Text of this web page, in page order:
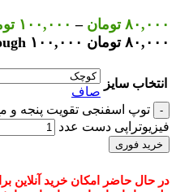
۸۰,۰۰۰ تومان – ۱۰۰,۰۰۰
۸۰,۰۰۰ تومان through ۱۰۰,۰۰۰ تومان
انتخاب سایز
صاف
توپ اسفنجی تقویت پنجه و
فیزیوتراپی دست عدد
خرید فوری
در حال حاضر امکان خرید آنلاین